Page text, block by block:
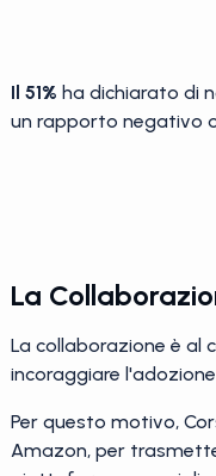
Il 51% ha dichiarato di
un rapporto negativo
La
La collaborazione è al
incoraggiare
Per questo motivo,
Amazon, per